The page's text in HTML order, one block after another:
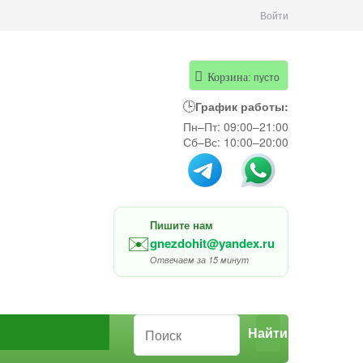
Войти
Корзина: пусто
🕒График работы:
Пн–Пт: 09:00–21:00
Сб–Вс: 10:00–20:00
✉️
Пишите нам
gnezdohit@yandex.ru
Отвечаем за 15 минут
Найти